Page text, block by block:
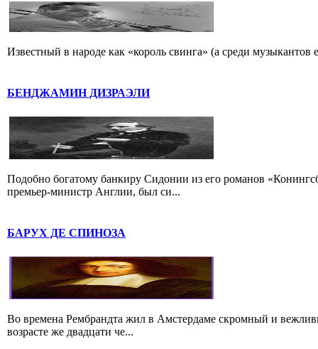
Известный в народе как «король свинга» (а среди
БЕНДЖАМИН ДИЗРАЭЛИ
Подобно богатому банкиру Сидонии из его романов
премьер-министр Англии, был си...
БАРУХ ДЕ СПИНОЗА
Во времена Рембрандта жил в Амстердаме скромный и
возрасте же двадцати че...